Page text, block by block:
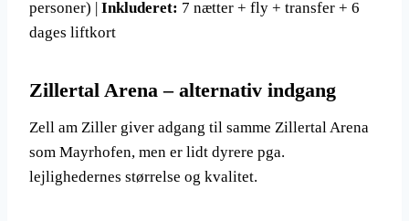
personer) | Inkluderet: 7 nætter + fly + transfer + 6
dages liftkort
Zillertal Arena – alternativ indgang
Zell am Ziller giver adgang til samme Zillertal Arena
som Mayrhofen, men er lidt dyrere pga.
lejlighedernes størrelse og kvalitet.